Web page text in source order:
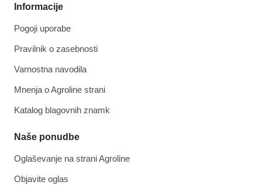
Informacije
Pogoji uporabe
Pravilnik o zasebnosti
Varnostna navodila
Mnenja o Agroline strani
Katalog blagovnih znamk
Naše ponudbe
Oglaševanje na strani Agroline
Objavite oglas